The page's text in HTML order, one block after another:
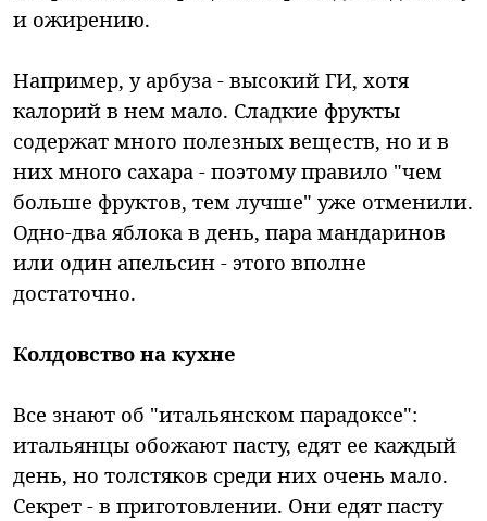
и ожирению.
Например, у арбуза - высокий ГИ, хотя
калорий в нем мало. Сладкие фрукты
содержат много полезных веществ, но и в
них много сахара - поэтому правило "чем
больше фруктов, тем лучше" уже отменили.
Одно-два яблока в день, пара мандаринов
или один апельсин - этого вполне
достаточно.
Колдовство на кухне
Все знают об "итальянском парадоксе":
итальянцы обожают пасту, едят ее каждый
день, но толстяков среди них очень мало.
Секрет - в приготовлении. Они едят пасту